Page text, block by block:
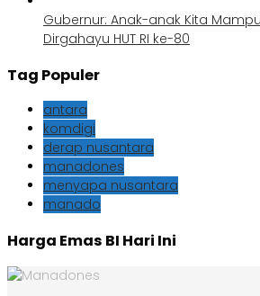
Gubernur: Anak-anak Kita
Dirgahayu HUT RI ke-80
Tag Populer
antara
komdigi
derap nusantara
manadones
menyapa nusantara
manado
Harga Emas BI Hari Ini